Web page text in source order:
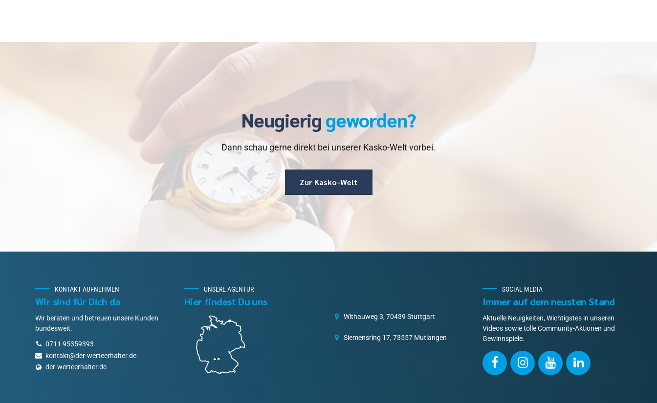
Neugierig geworden?
Dann schau gerne direkt bei unserer Kasko-Welt vorbei.
Zur Kasko-Welt
KONTAKT AUFNEHMEN
Wir sind für Dich da
Wir beraten und betreuen unsere Kunden
bundesweit.
0711 95359393
kontakt@der-werteerhalter.de
der-werteerhalter.de
UNSERE AGENTUR
Hier findest Du uns
Withauweg 3, 70439 Stuttgart
Siemensring 17, 73557 Mutlangen
SOCIAL MEDIA
Immer auf dem neusten Stand
Aktuelle Neuigkeiten, Wichtigstes in unseren
Videos sowie tolle Community-Aktionen und
Gewinnspiele.